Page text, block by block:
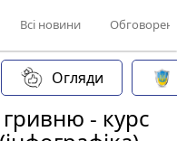
Всі новини
Огляди
- курс